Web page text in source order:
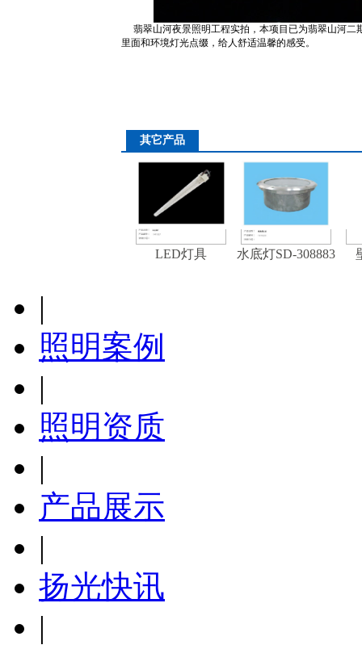
详细介绍
翡翠山河夜景照明工程实拍，本项目已为翡翠山河二
里面和环境灯光点缀，给人舒适温馨的感受。
其它产品
LED灯具 水底灯SD-308883
|
照明案例
|
照明资质
|
产品展示
|
扬光快讯
|